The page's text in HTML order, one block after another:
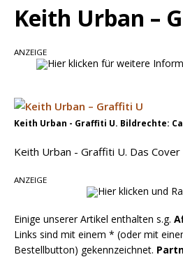
Vergleich mit anderen
Ella Langley schreibt
aller Zeiten
Talks“ – eine Hymne
Sommernächte
„Taylor Gold“ zeigt
Keith Urban –
ANZEIGE
Keith Urban - Graffiti U. Bildrechte:
Keith Urban - Graffiti U. Das Cover
ANZEIGE
Einige unserer Artikel enthalten s.g.
Links sind mit einem * (oder mit
Bestellbutton) gekennzeichnet.